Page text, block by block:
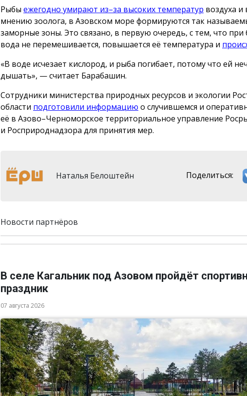
Рыбы ежегодно умирают из–за высоких температур воздуха
мнению зоолога, в Азовском море формируются так
заморные зоны. Это связано, в первую очередь, с тем, что при
вода не перемешивается, повышается её температура и
«В воде исчезает кислород, и рыба погибает, потому что ей
дышать», — считает Барабашин.
Сотрудники министерства природных ресурсов и экологии
области подготовили информацию о случившемся и
её в Азово–Черноморское территориальное управление
и Росприроднадзора для принятия мер.
Наталья Белоштейн Поделиться:
Новости партнёров
В селе Кагальник под Азовом пройдёт
праздник
07 августа 2026